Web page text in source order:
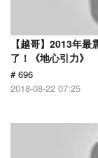
【越哥】2013年
了！《地心引力》
# 696
2018-08-22 07:25